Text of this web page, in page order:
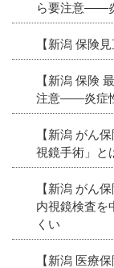
ら要注意――
【新潟 保険
【新潟 保険
注意――炎症
【新潟 がん
視鏡手術」と
【新潟 がん
内視鏡検査を
くい
【新潟 医療